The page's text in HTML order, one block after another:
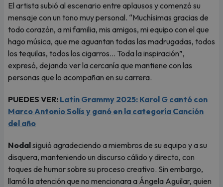
El artista subió al escenario entre aplausos y comenzó su
mensaje con un tono muy personal. “Muchísimas gracias de
todo corazón, a mi familia, mis amigos, mi equipo con el que
hago música, que me aguantan todas las madrugadas, todos
los tequilas, todos los cigarros… Toda la inspiración”,
expresó, dejando ver la cercanía que mantiene con las
personas que lo acompañan en su carrera.
PUEDES VER: Latin Grammy 2025: Karol G cantó con
Marco Antonio Solís y ganó en la categoría Canción
del año
Nodalsiguió agradeciendo a miembros de su equipo y a su
disquera, manteniendo un discurso cálido y directo, con
toques de humor sobre su proceso creativo. Sin embargo,
llamó la atención que no mencionara a Ángela Aguilar, quien